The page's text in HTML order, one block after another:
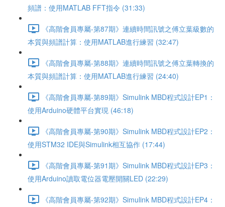
頻譜：使用MATLAB FFT指令 (31:33)
《高階會員專屬-第87期》連續時間訊號之傅立葉級數的
本質與頻譜計算：使用MATLAB進行練習 (32:47)
《高階會員專屬-第88期》連續時間訊號之傅立葉轉換的
本質與頻譜計算：使用MATLAB進行練習 (24:40)
《高階會員專屬-第89期》Simulink MBD程式設計EP1：
使用Arduino硬體平台實現 (46:18)
《高階會員專屬-第90期》Simulink MBD程式設計EP2：
使用STM32 IDE與Simulink相互協作 (17:44)
《高階會員專屬-第91期》Simulink MBD程式設計EP3：
使用Arduino讀取電位器電壓開關LED (22:29)
《高階會員專屬-第92期》Simulink MBD程式設計EP4：